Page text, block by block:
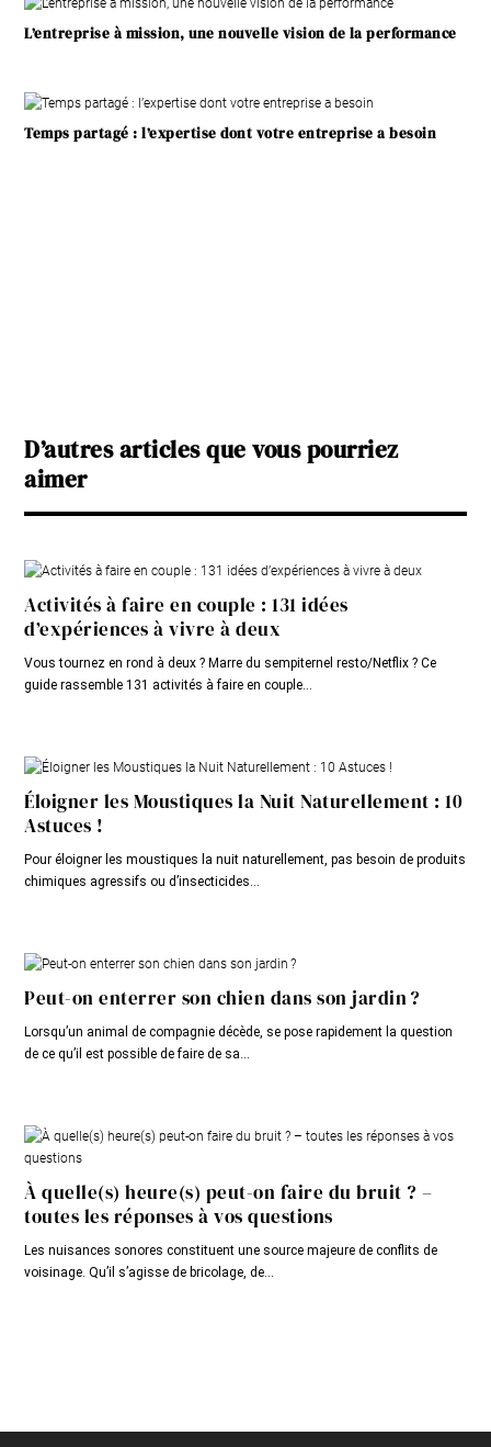
L’entreprise à mission, une nouvelle vision de la performance
Temps partagé : l’expertise dont votre entreprise a besoin
D’autres articles que vous pourriez
aimer
Activités à faire en couple : 131 idées
d’expériences à vivre à deux
Vous tournez en rond à deux ? Marre du sempiternel resto/Netflix ? Ce
guide rassemble 131 activités à faire en couple...
Éloigner les Moustiques la Nuit Naturellement : 10
Astuces !
Pour éloigner les moustiques la nuit naturellement, pas besoin de produits
chimiques agressifs ou d’insecticides...
Peut-on enterrer son chien dans son jardin ?
Lorsqu’un animal de compagnie décède, se pose rapidement la question
de ce qu’il est possible de faire de sa...
À quelle(s) heure(s) peut-on faire du bruit ? –
toutes les réponses à vos questions
Les nuisances sonores constituent une source majeure de conflits de
voisinage. Qu’il s’agisse de bricolage, de...